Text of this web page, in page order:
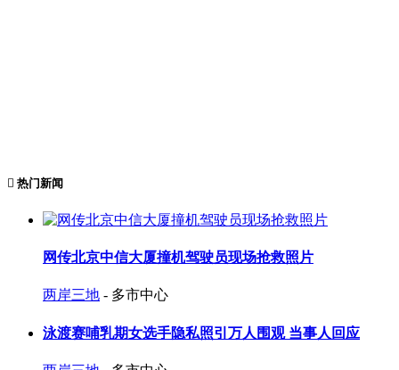
热门新闻
网传北京中信大厦撞机驾驶员现场抢救照片
两岸三地 - 多市中心
泳渡赛哺乳期女选手隐私照引万人围观 当事人回应